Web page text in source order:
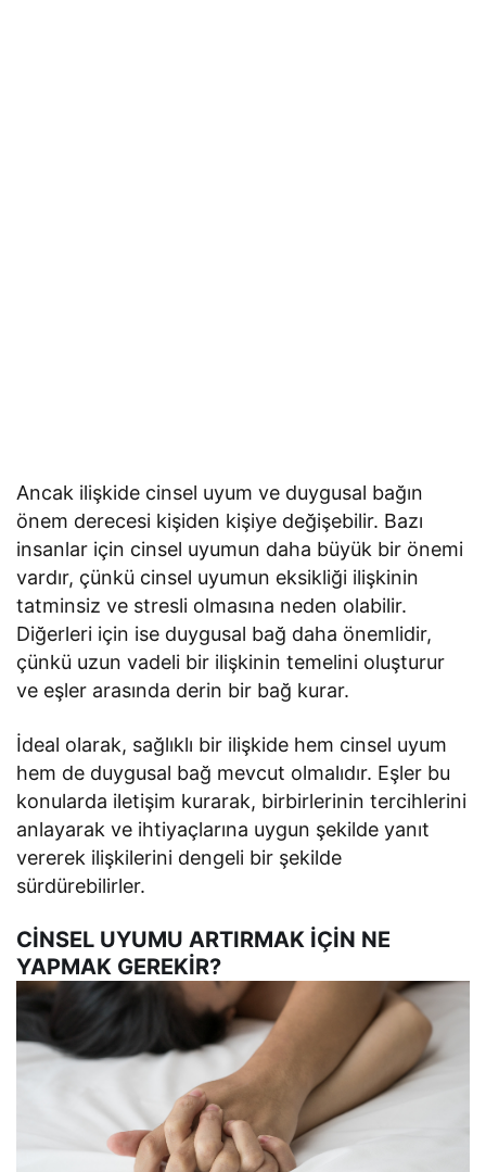
Ancak ilişkide cinsel uyum ve duygusal bağın
önem derecesi kişiden kişiye değişebilir. Bazı
insanlar için cinsel uyumun daha büyük bir önemi
vardır, çünkü cinsel uyumun eksikliği ilişkinin
tatminsiz ve stresli olmasına neden olabilir.
Diğerleri için ise duygusal bağ daha önemlidir,
çünkü uzun vadeli bir ilişkinin temelini oluşturur
ve eşler arasında derin bir bağ kurar.
İdeal olarak, sağlıklı bir ilişkide hem cinsel uyum
hem de duygusal bağ mevcut olmalıdır. Eşler bu
konularda iletişim kurarak, birbirlerinin tercihlerini
anlayarak ve ihtiyaçlarına uygun şekilde yanıt
vererek ilişkilerini dengeli bir şekilde
sürdürebilirler.
CİNSEL UYUMU ARTIRMAK İÇİN NE
YAPMAK GEREKİR?